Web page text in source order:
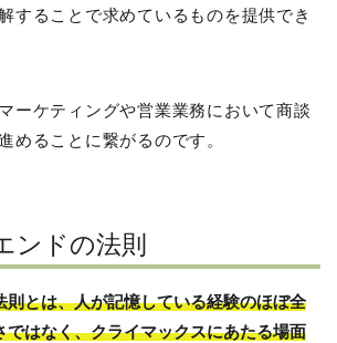
することで求めているものを提供でき
ーケティングや営業業務において商談
めることに繋がるのです。
ンドの法則
則とは、人が記憶している経験のほぼ全
ではなく、クライマックスにあたる場面